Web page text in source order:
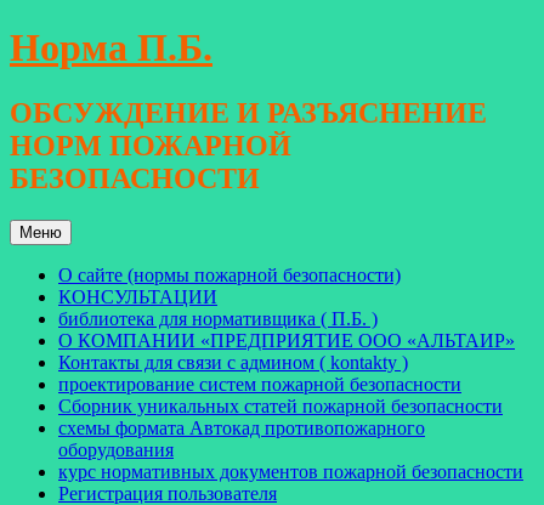
Перейти
к
Норма П.Б.
ОБСУЖДЕНИЕ И РАЗЪЯСНЕНИЕ
НОРМ ПОЖАРНОЙ
БЕЗОПАСНОСТИ
Меню
О сайте (нормы пожарной безопасности)
КОНСУЛЬТАЦИИ
библиотека для нормативщика ( П.Б. )
О КОМПАНИИ «ПРЕДПРИЯТИЕ ООО «АЛЬТАИР»
Контакты для связи с админом ( kontakty )
проектирование систем пожарной безопасности
Сборник уникальных статей пожарной безопасности
схемы формата Автокад противопожарного
оборудования
курс нормативных документов пожарной безопасности
Регистрация пользователя